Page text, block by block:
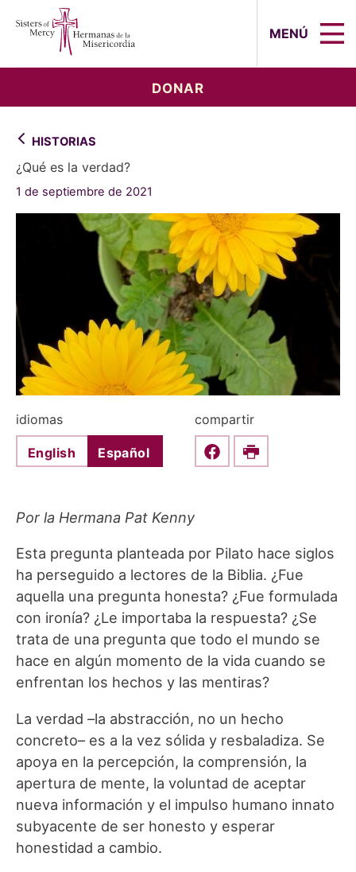
MENÚ
DONAR
HISTORIAS
¿Qué es la verdad?
1 de septiembre de 2021
idiomas
English Español
compartir
Share this on Facebook
Print
Por la Hermana Pat Kenny
Esta pregunta planteada por Pilato hace siglos
ha perseguido a lectores de la Biblia. ¿Fue
aquella una pregunta honesta? ¿Fue formulada
con ironía? ¿Le importaba la respuesta? ¿Se
trata de una pregunta que todo el mundo se
hace en algún momento de la vida cuando se
enfrentan los hechos y las mentiras?
La verdad –la abstracción, no un hecho
concreto– es a la vez sólida y resbaladiza. Se
apoya en la percepción, la comprensión, la
apertura de mente, la voluntad de aceptar
nueva información y el impulso humano innato
subyacente de ser honesto y esperar
honestidad a cambio.